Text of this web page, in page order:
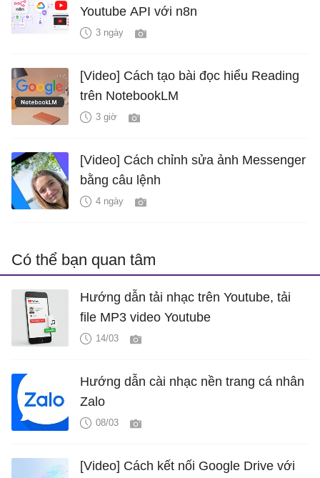
Youtube API với n8n
3 ngày
[Video] Cách tạo bài đọc hiểu Reading
trên NotebookLM
3 giờ
[Video] Cách chỉnh sửa ảnh Messenger
bằng câu lệnh
4 ngày
Có thể bạn quan tâm
Hướng dẫn tải nhạc trên Youtube, tải
file MP3 video Youtube
14/03
Hướng dẫn cài nhạc nền trang cá nhân
Zalo
08/03
[Video] Cách kết nối Google Drive với